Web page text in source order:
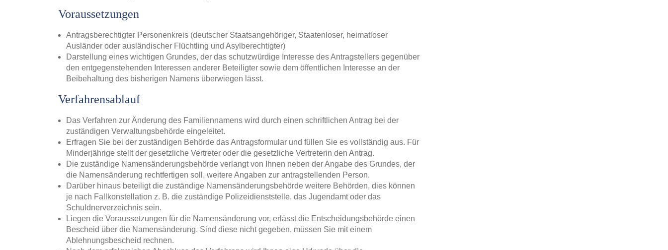
Voraussetzungen
Antragsberechtigter Personenkreis (deutscher Staatsangehöriger, Staatenloser, heimatloser
Ausländer oder ausländischer Flüchtling und Asylberechtigter)
Darstellung eines wichtigen Grundes, der das schutzwürdige Interesse des Antragstellers gegenüber
den entgegenstehenden Interessen anderer Beteiligter sowie dem öffentlichen Interesse an der
Beibehaltung des bisherigen Namens überwiegen lässt.
Verfahrensablauf
Das Verfahren zur Änderung des Familiennamens wird durch einen schriftlichen Antrag bei der
zuständigen Verwaltungsbehörde eingeleitet.
Erfragen Sie bei der zuständigen Behörde das Antragsformular und füllen Sie es vollständig aus. Für
Minderjährige stellt der gesetzliche Vertreter oder die gesetzliche Vertreterin den Antrag.
Die zuständige Namensänderungsbehörde verlangt von Ihnen neben der Angabe des Grundes, der
die Namensänderung rechtfertigen soll, weitere Angaben zur antragstellenden Person.
Darüber hinaus beteiligt die zuständige Namensänderungsbehörde weitere Behörden, dies können
je nach Fallkonstellation z. B. die zuständige Polizeidienststelle, das Jugendamt oder das
Schuldnerverzeichnis sein.
Liegen die Voraussetzungen für die Namensänderung vor, erlässt die Entscheidungsbehörde einen
Bescheid über die Namensänderung. Sind diese nicht gegeben, müssen Sie mit einem
Ablehnungsbescheid rechnen.